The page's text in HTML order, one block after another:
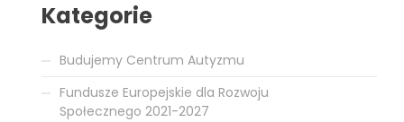
Kategorie
Budujemy Centrum Autyzmu
Fundusze Europejskie dla Rozwoju
Społecznego 2021-2027